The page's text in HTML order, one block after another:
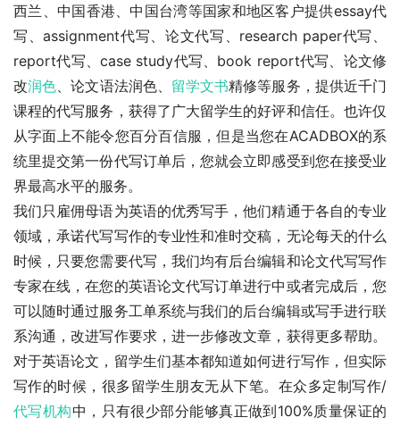
西兰、中国香港、中国台湾等国家和地区客户提供essay代
写、assignment代写、论文代写、research paper代写、
report代写、case study代写、book report代写、论文修
改润色、论文语法润色、 留学文书精修等服务，提供近千门
课程的代写服务，获得了广大留学生的好评和信任。也许仅
从字面上不能令您百分百信服，但是当您在ACADBOX的系
统里提交第一份代写订单后，您就会立即感受到您在接受业
界最高水平的服务。
我们只雇佣母语为英语的优秀写手，他们精通于各自的专业
领域，承诺代写写作的专业性和准时交稿，无论每天的什么
时候，只要您需要代写，我们均有后台编辑和论文代写写作
专家在线，在您的英语论文代写订单进行中或者完成后，您
可以随时通过服务工单系统与我们的后台编辑或写手进行联
系沟通，改进写作要求，进一步修改文章，获得更多帮助。
对于英语论文，留学生们基本都知道如何进行写作，但实际
写作的时候，很多留学生朋友无从下笔。在众多定制写作/
代写机构中，只有很少部分能够真正做到100%质量保证的